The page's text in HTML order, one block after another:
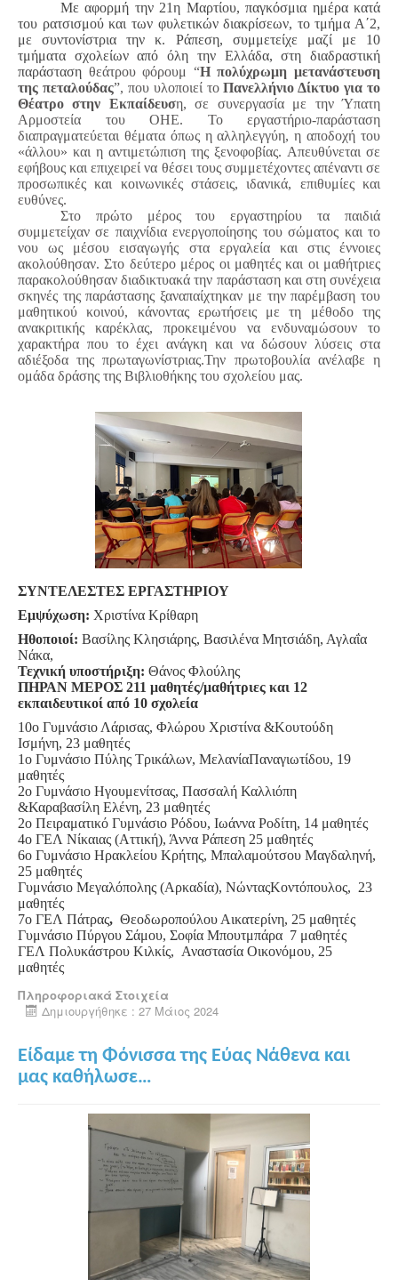
Με αφορμή την 21η Μαρτίου, παγκόσμια ημέρα κατά
του ρατσισμού και των φυλετικών διακρίσεων, το τμήμα Α΄2,
με συντονίστρια την κ. Ράπεση, συμμετείχε μαζί με 10
τμήματα σχολείων από όλη την Ελλάδα, στη διαδραστική
παράσταση θεάτρου φόρουμ “Η πολύχρωμη μετανάστευση
της πεταλούδας”, που υλοποιεί τοΠανελλήνιο Δίκτυο για το
Θέατρο στην Εκπαίδευση, σε συνεργασία με την Ύπατη
Αρμοστεία του ΟΗΕ. Το εργαστήριο-παράσταση
διαπραγματεύεται θέματα όπως η αλληλεγγύη, η αποδοχή του
«άλλου» και η αντιμετώπιση της ξενοφοβίας. ​Απευθύνεται σε
εφήβους και επιχειρεί να θέσει τους συμμετέχοντες απέναντι σε
προσωπικές και κοινωνικές στάσεις, ιδανικά, επιθυμίες και
ευθύνες.
Στο πρώτο μέρος του εργαστηρίου τα παιδιά
συμμετείχαν σε παιχνίδια ενεργοποίησης του σώματος και το
νου ως μέσου εισαγωγής στα εργαλεία και στις έννοιες
ακολούθησαν. Στο δεύτερο μέρος οι μαθητές και οι μαθήτριες
παρακολούθησαν διαδικτυακά την παράσταση και στη συνέχεια
σκηνές της παράστασης ξαναπαίχτηκαν με την παρέμβαση του
μαθητικού κοινού, κάνοντας ερωτήσεις με τη μέθοδο της
ανακριτικής καρέκλας, προκειμένου να ενδυναμώσουν το
χαρακτήρα που το έχει ανάγκη και να δώσουν λύσεις στα
αδιέξοδα της πρωταγωνίστριας.Την πρωτοβουλία ανέλαβε η
ομάδα δράσης της Βιβλιοθήκης του σχολείου μας.
ΣΥΝΤΕΛΕΣΤΕΣ ΕΡΓΑΣΤΗΡΙΟΥ
Εμψύχωση: Χριστίνα Κρίθαρη
Ηθοποιοί: Βασίλης Κλησιάρης, Βασιλένα Μητσιάδη, Αγλαΐα
Νάκα,
Τεχνική υποστήριξη: Θάνος Φλούλης
ΠΗΡΑΝ ΜΕΡΟΣ 211 μαθητές/μαθήτριες και 12
εκπαιδευτικοί από 10 σχολεία
10ο Γυμνάσιο Λάρισας, Φλώρου Χριστίνα &Κουτούδη
Ισμήνη, 23 μαθητές
1ο Γυμνάσιο Πύλης Τρικάλων, ΜελανίαΠαναγιωτίδου, 19
μαθητές
2ο Γυμνάσιο Ηγουμενίτσας, Πασσαλή Καλλιόπη
&Καραβασίλη Ελένη, 23 μαθητές
2ο Πειραματικό Γυμνάσιο Ρόδου, Ιωάννα Ροδίτη, 14 μαθητές
4ο ΓΕΛ Νίκαιας (Αττική), Άννα Ράπεση 25 μαθητές
6ο Γυμνάσιο Ηρακλείου Κρήτης, Μπαλαμούτσου Μαγδαληνή,
25 μαθητές
Γυμνάσιο Μεγαλόπολης (Αρκαδία), ΝώνταςΚοντόπουλος, 23
μαθητές
7ο ΓΕΛ Πάτρας, Θεοδωροπούλου Αικατερίνη, 25 μαθητές
Γυμνάσιο Πύργου Σάμου, Σοφία Μπουτμπάρα 7 μαθητές
ΓΕΛ Πολυκάστρου Κιλκίς, Αναστασία Οικονόμου, 25
μαθητές
Πληροφοριακά Στοιχεία
Δημιουργήθηκε : 27 Μάιος 2024
Είδαμε τη Φόνισσα της Εύας Νάθενα και
μας καθήλωσε…